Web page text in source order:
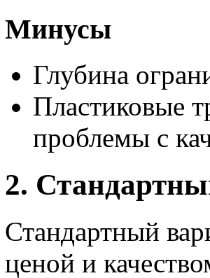
Минусы
Глубина
Пластиковые
проблемы с
2.
Стандартный
ценой и